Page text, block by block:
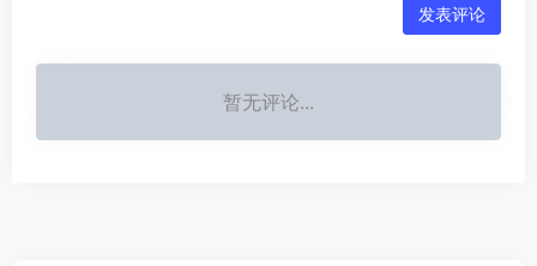
发表评论
暂无评论...